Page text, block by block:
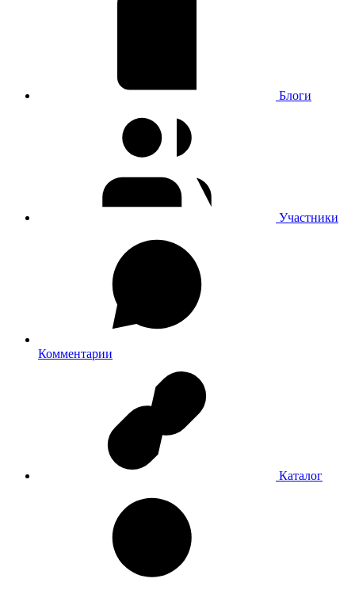
Блоги
Участники
Комментарии
Каталог